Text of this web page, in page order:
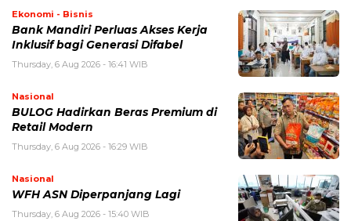
Ekonomi - Bisnis
Bank Mandiri Perluas Akses Kerja
Inklusif bagi Generasi Difabel
Thursday, 6 Aug 2026 - 16:41 WIB
Nasional
BULOG Hadirkan Beras Premium di
Retail Modern
Thursday, 6 Aug 2026 - 16:29 WIB
Nasional
WFH ASN Diperpanjang Lagi
Thursday, 6 Aug 2026 - 15:40 WIB